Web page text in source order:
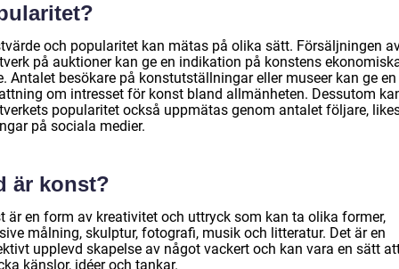
och popularitet kan mätas på olika sätt. Försäljningen
på auktioner kan ge en indikation på konstens
Antalet besökare på konstutställningar eller museer kan ge en
om intresset för konst bland allmänheten. Dessutom
popularitet också uppmätas genom antalet följare,
på sociala medier.
är konst?
är en form av kreativitet och uttryck som kan ta olika former,
målning, skulptur, fotografi, musik och litteratur. Det är en
upplevd skapelse av något vackert och kan vara en sätt
känslor, idéer och tankar.